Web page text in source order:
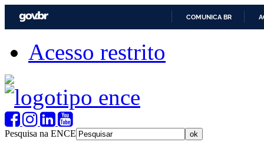
COMUNICA BR
Acesso restrito
Pesquisa na ENCE